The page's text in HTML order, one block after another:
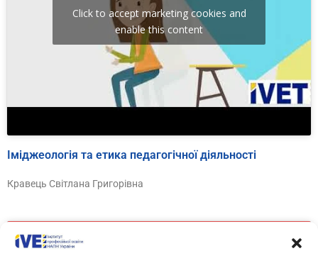
Click to accept marketing cookies and
enable this content
Іміджеологія та етика педагогічної діяльності
Кравець Світлана Григорівна